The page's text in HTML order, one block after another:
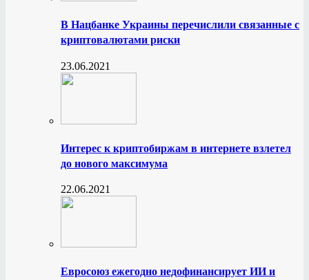
В Нацбанке Украины перечислили связанные с
криптовалютами риски
23.06.2021
Интерес к криптобиржам в интернете взлетел
до нового максимума
22.06.2021
Евросоюз ежегодно недофинансирует ИИ и